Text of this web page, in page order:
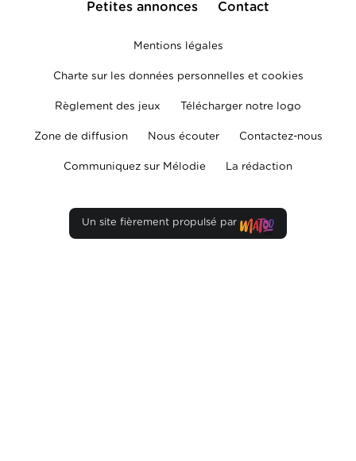
Petites annonces Contact
Mentions légales
Charte sur les données personnelles et cookies
Règlement des jeux Télécharger notre logo
Zone de diffusion Nous écouter Contactez-nous
Communiquez sur Mélodie La rédaction
Un site fièrement propulsé par